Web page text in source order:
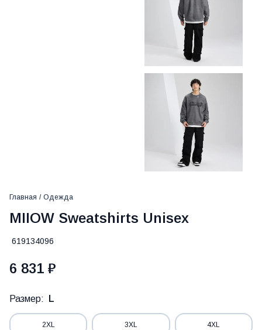
Главная / Одежда
MIIOW Sweatshirts Unisex
619134096
6 831 ₽
Размер: L
2XL 3XL 4XL